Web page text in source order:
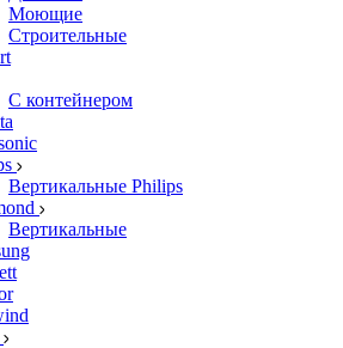
Моющие
Строительные
С контейнером
Вертикальные Philips
Вертикальные